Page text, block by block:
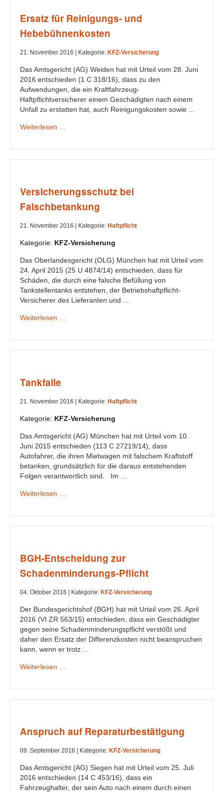
Ersatz für Reinigungs- und
Hebebühnenkosten
21. November 2016 | Kategorie: KFZ-Versicherung
Das Amtsgericht (AG) Weiden hat mit Urteil vom 28. Juni
2016 entschieden (1 C 318/16), dass zu den
Aufwendungen, die ein Kraftfahrzeug-
Haftpflichtversicherer einem Geschädigten nach einem
Unfall zu erstatten hat, auch Reinigungskosten sowie ...
Weiterlesen …
Versicherungsschutz bei
Falschbetankung
21. November 2016 | Kategorie: Haftpflicht
Kategorie: KFZ-Versicherung
Das Oberlandesgericht (OLG) München hat mit Urteil vom
24. April 2015 (25 U 4874/14) entschieden, dass für
Schäden, die durch eine falsche Befüllung von
Tankstellentanks entstehen, der Betriebshaftpflicht-
Versicherer des Lieferanten und ...
Weiterlesen …
Tankfalle
21. November 2016 | Kategorie: Haftpflicht
Kategorie: KFZ-Versicherung
Das Amtsgericht (AG) München hat mit Urteil vom 10.
Juni 2015 entschieden (113 C 27219/14), dass
Autofahrer, die ihren Mietwagen mit falschem Kraftstoff
betanken, grundsätzlich für die daraus entstehenden
Folgen verantwortlich sind. Im ...
Weiterlesen …
BGH-Entscheidung zur
Schadenminderungs-Pflicht
04. Oktober 2016 | Kategorie: KFZ-Versicherung
Der Bundesgerichtshof (BGH) hat mit Urteil vom 26. April
2016 (VI ZR 563/15) entschieden, dass ein Geschädigter
gegen seine Schadenminderungspflicht verstößt und
daher den Ersatz der Differenzkosten nicht beanspruchen
kann, wenn er trotz ...
Weiterlesen …
Anspruch auf Reparaturbestätigung
09. September 2016 | Kategorie: KFZ-Versicherung
Das Amtsgericht (AG) Siegen hat mit Urteil vom 25. Juli
2016 entschieden (14 C 453/16), dass ein
Fahrzeughalter, der sein Auto nach einem durch einen